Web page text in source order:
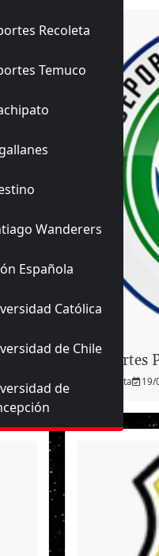
Recoleta
Temuco
Wanderers
Española
Católica
de Chile
de
Planeta 19/